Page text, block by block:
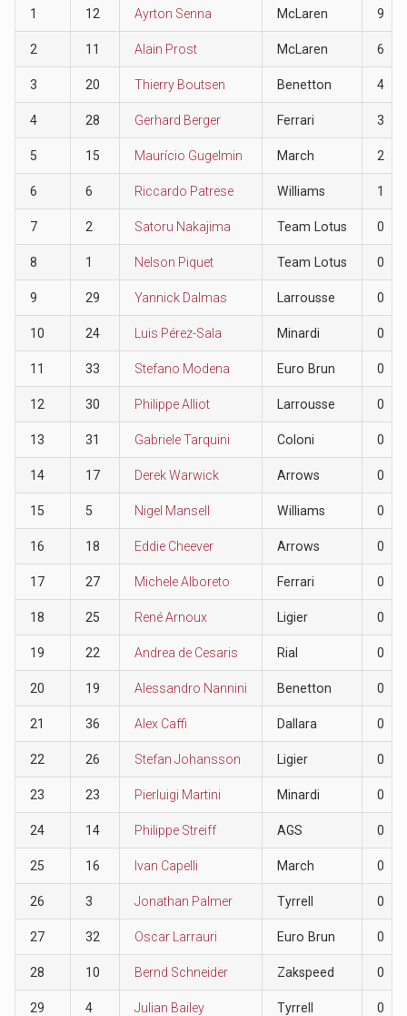
1 12 Ayrton Senna McLaren 9
2 11 Alain Prost McLaren 6
3 20 Thierry Boutsen Benetton 4
4 28 Gerhard Berger Ferrari 3
5 15 Maurício Gugelmin March 2
6 6 Riccardo Patrese Williams 1
7 2 Satoru Nakajima Team Lotus 0
8 1 Nelson Piquet Team Lotus 0
9 29 Yannick Dalmas Larrousse 0
10 24 Luis Pérez-Sala Minardi 0
11 33 Stefano Modena Euro Brun 0
12 30 Philippe Alliot Larrousse 0
13 31 Gabriele Tarquini Coloni 0
14 17 Derek Warwick Arrows 0
15 5 Nigel Mansell Williams 0
16 18 Eddie Cheever Arrows 0
17 27 Michele Alboreto Ferrari 0
18 25 René Arnoux Ligier 0
19 22 Andrea de Cesaris Rial 0
20 19 Alessandro Nannini Benetton 0
21 36 Alex Caffi Dallara 0
22 26 Stefan Johansson Ligier 0
23 23 Pierluigi Martini Minardi 0
24 14 Philippe Streiff AGS 0
25 16 Ivan Capelli March 0
26 3 Jonathan Palmer Tyrrell 0
27 32 Oscar Larrauri Euro Brun 0
28 10 Bernd Schneider Zakspeed 0
29 4 Julian Bailey Tyrrell 0